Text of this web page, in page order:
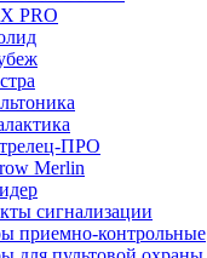
PRO
ПРО
Merlin
сигнализации
приемно-контрольные